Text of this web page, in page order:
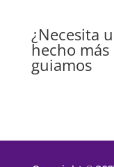
¿Necesita
hecho
guiamos